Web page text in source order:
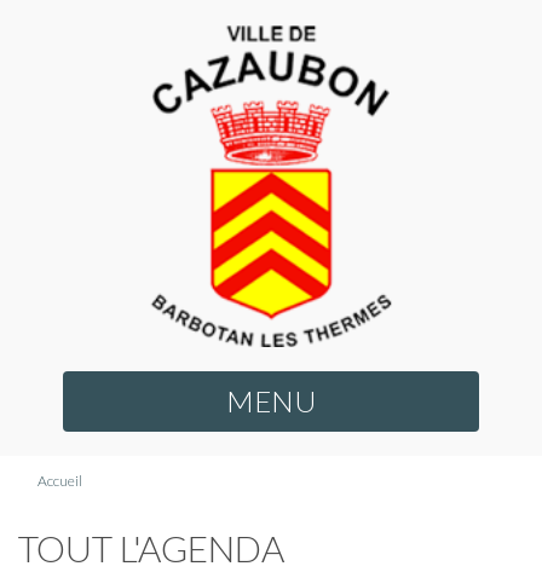
MENU
Accueil
TOUT L'AGENDA